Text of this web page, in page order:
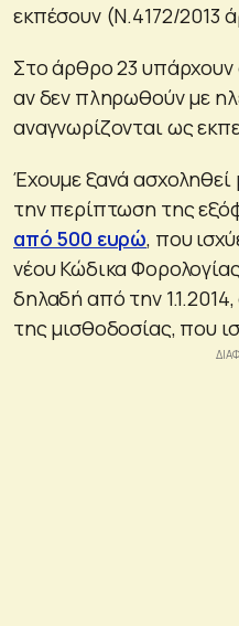
εκπέσουν (Ν.4172/2013
Στο άρθρο 23
αν δεν πληρωθούν με
αναγνωρίζονται ως
Έχουμε ξανά
την περίπτωση της
από 500 ευρώ, που
νέου Κώδικα
δηλαδή από την
της μισθοδοσίας, που